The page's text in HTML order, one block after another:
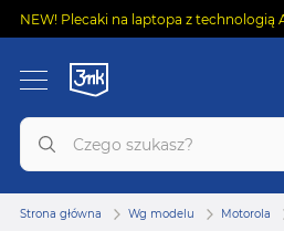
NEW! Plecaki na laptopa z technologią
Strona główna Wg modelu Motorola